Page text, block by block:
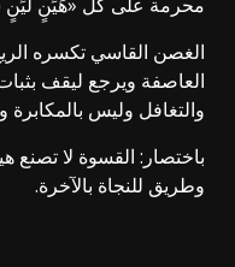
​الغصن القاسي تكسره
العاصفة ويرجع ليقف
والتغافل وليس
​باختصار: القسوة لا تصنع
وطريق للنجاة بالآخرة.